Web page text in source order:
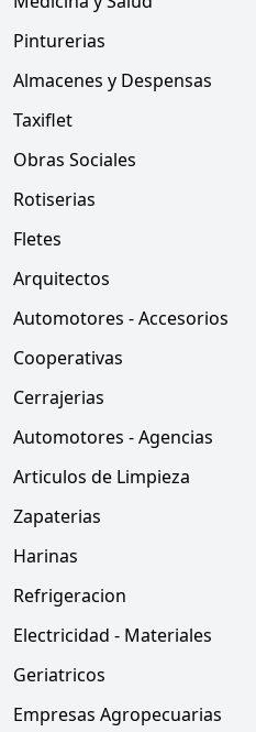
Pinturerias
Almacenes y Despensas
Taxiflet
Obras Sociales
Rotiserias
Fletes
Arquitectos
Automotores - Accesorios
Cooperativas
Cerrajerias
Automotores - Agencias
Articulos de Limpieza
Zapaterias
Harinas
Refrigeracion
Electricidad - Materiales
Geriatricos
Empresas Agropecuarias